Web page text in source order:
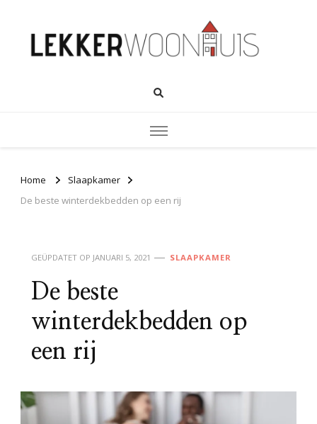
Home
Slaapkamer
De beste winterdekbedden op een rij
GEÜPDATET OP JANUARI 5, 2021 SLAAPKAMER
De beste
winterdekbedden op
een rij